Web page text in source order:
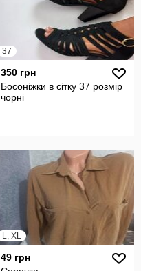
37
350 грн
Босоніжки в сітку 37 розмір
чорні
L, XL
49 грн